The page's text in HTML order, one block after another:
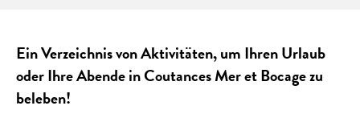
Ein Verzeichnis von Aktivitäten, um Ihren Urlaub
oder Ihre Abende in Coutances Mer et Bocage zu
beleben!